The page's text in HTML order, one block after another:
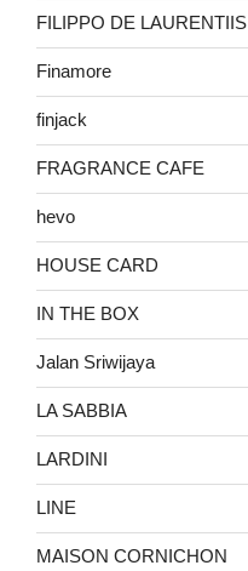
FILIPPO DE LAURENTIIS
Finamore
finjack
FRAGRANCE CAFE
hevo
HOUSE CARD
IN THE BOX
Jalan Sriwijaya
LA SABBIA
LARDINI
LINE
MAISON CORNICHON